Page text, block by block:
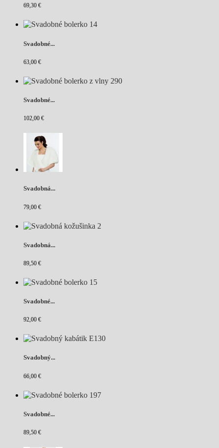
69,30 €
Svadobné...
63,00 €
Svadobné...
102,00 €
Svadobná...
79,00 €
Svadobná...
89,50 €
Svadobné...
92,00 €
Svadobný...
66,00 €
Svadobné...
89,50 €